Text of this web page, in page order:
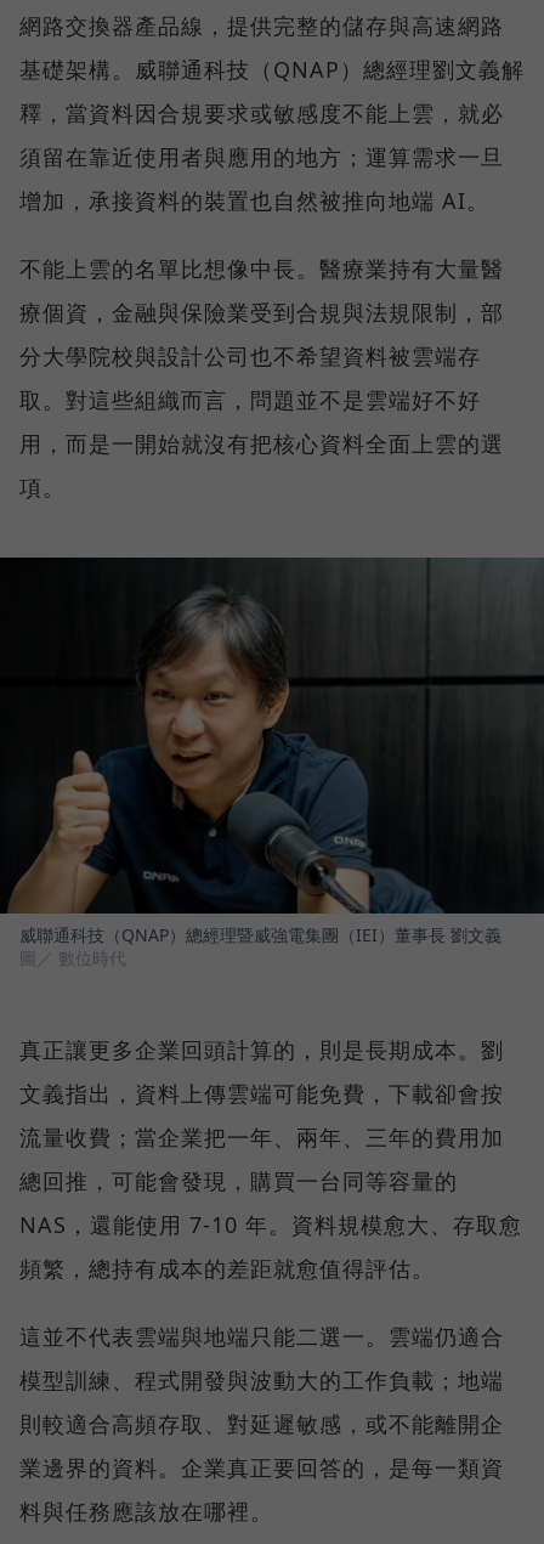
網路交換器產品線，提供完整的儲存與高速網路
基礎架構。威聯通科技（QNAP）總經理劉文義解
釋，當資料因合規要求或敏感度不能上雲，就必
須留在靠近使用者與應用的地方；運算需求一旦
增加，承接資料的裝置也自然被推向地端 AI。
不能上雲的名單比想像中長。醫療業持有大量醫
療個資，金融與保險業受到合規與法規限制，部
分大學院校與設計公司也不希望資料被雲端存
取。對這些組織而言，問題並不是雲端好不好
用，而是一開始就沒有把核心資料全面上雲的選
項。
威聯通科技（QNAP）總經理暨威強電集團（IEI）董事長 劉文義
圖／ 數位時代
真正讓更多企業回頭計算的，則是長期成本。劉
文義指出，資料上傳雲端可能免費，下載卻會按
流量收費；當企業把一年、兩年、三年的費用加
總回推，可能會發現，購買一台同等容量的
NAS，還能使用 7-10 年。資料規模愈大、存取愈
頻繁，總持有成本的差距就愈值得評估。
這並不代表雲端與地端只能二選一。雲端仍適合
模型訓練、程式開發與波動大的工作負載；地端
則較適合高頻存取、對延遲敏感，或不能離開企
業邊界的資料。企業真正要回答的，是每一類資
料與任務應該放在哪裡。